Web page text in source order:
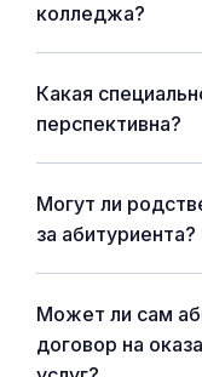
колледжа?
Какая
перспективна?
Могут ли
за абитуриента?
Может ли сам
договор на